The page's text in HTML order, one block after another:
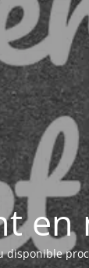
en
disponible